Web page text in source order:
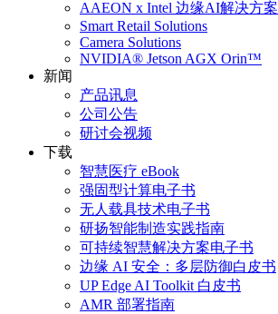
AAEON x Intel 边缘AI解决方案
Smart Retail Solutions
Camera Solutions
NVIDIA® Jetson AGX Orin™
新闻
产品讯息
公司公告
研讨会视频
下载
智慧医疗 eBook
强固型计算电子书
无人载具技术电子书
研扬智能制造实践指南
可持续智慧解决方案电子书
边缘 AI 安全：多层防御白皮书
UP Edge AI Toolkit 白皮书
AMR 部署指南